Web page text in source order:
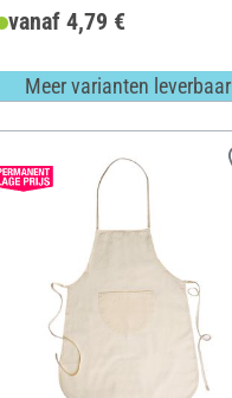
vanaf 4,79 €
Meer varianten leverbaar